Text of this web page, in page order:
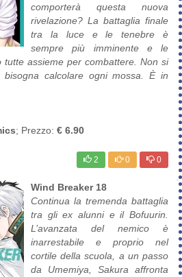
comporterà questa nuova
rivelazione? La battaglia finale
tra la luce e le tenebre è
sempre più imminente e le
tutte assieme per combattere. Non si
calcolare ogni mossa. È in
; Prezzo: € 6.90
2 0 0
Wind Breaker 18
Continua la tremenda battaglia
tra gli ex alunni e il Bofuurin.
L’avanzata del nemico è
inarrestabile e proprio nel
cortile della scuola, a un passo
da Umemiya, Sakura affronta